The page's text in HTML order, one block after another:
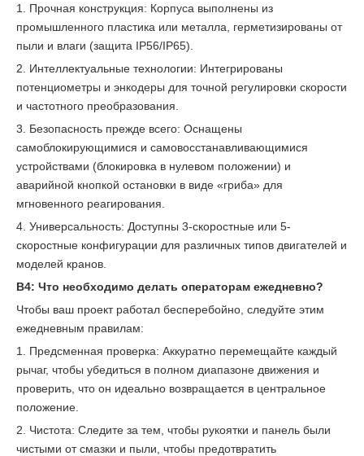
1. Прочная конструкция: Корпуса выполнены из
промышленного пластика или металла, герметизированы от
пыли и влаги (защита IP56/IP65).
2. Интеллектуальные технологии: Интегрированы
потенциометры и энкодеры для точной регулировки скорости
и частотного преобразования.
3. Безопасность прежде всего: Оснащены
самоблокирующимися и самовосстанавливающимися
устройствами (блокировка в нулевом положении) и
аварийной кнопкой остановки в виде «гриба» для
мгновенного реагирования.
4. Универсальность: Доступны 3-скоростные или 5-
скоростные конфигурации для различных типов двигателей и
моделей кранов.
В4: Что необходимо делать операторам ежедневно?
Чтобы ваш проект работал бесперебойно, следуйте этим
ежедневным правилам:
1. Предсменная проверка: Аккуратно перемещайте каждый
рычаг, чтобы убедиться в полном диапазоне движения и
проверить, что он идеально возвращается в центральное
положение.
2. Чистота: Следите за тем, чтобы рукоятки и панель были
чистыми от смазки и пыли, чтобы предотвратить